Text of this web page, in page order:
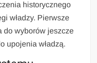
historycznego
władzy. Pierwsze
do wyborów jeszcze
upojenia władzą.